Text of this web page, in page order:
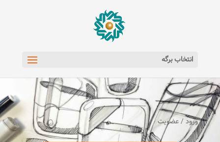
انتخاب برگه
ورود / عضویت